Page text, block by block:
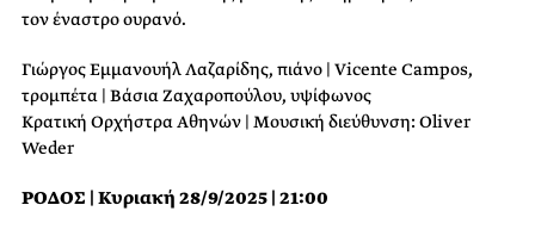
τον έναστρο ουρανό.
Γιώργος Εμμανουήλ Λαζαρίδης, πιάνο | Vicente Campos,
τρομπέτα | Βάσια Ζαχαροπούλου, υψίφωνος
Κρατική Ορχήστρα Αθηνών | Μουσική διεύθυνση: Oliver
Weder
ΡΟΔΟΣ | Κυριακή 28/9/2025 | 21:00